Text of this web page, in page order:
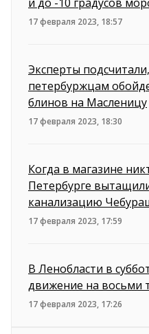
17 февраля 2023, 18:57
Эксперты
петербуржцам
блинов на Масленицу
17 февраля 2023, 18:30
Когда в магазине
Петербурге
канализацию
17 февраля 2023, 17:59
В Ленобласти в
движение на восьми
17 февраля 2023, 17:26